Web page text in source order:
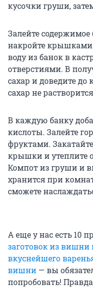
кусочки груши,
Залейте
накройте
воду из банок в
отверстиями. В
сахар и доведите
сахар не
В каждую банку
кислоты. Залейте
фруктами.
крышки и утеплите
Компот из груши и
хранится при
сможете
А еще у нас есть 10
заготовок из вишни
вкуснейшего
вишни — вы
попробовать!